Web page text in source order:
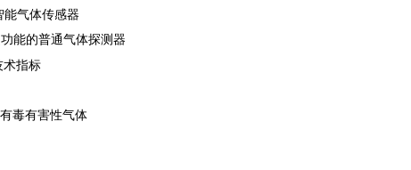
能气体传感器
能的普通气体探测器
术指标
毒有害性气体